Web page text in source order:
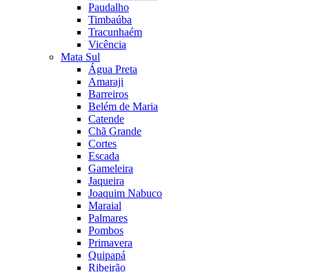
Paudalho
Timbaúba
Tracunhaém
Vicência
Mata Sul
Água Preta
Amaraji
Barreiros
Belém de Maria
Catende
Chã Grande
Cortes
Escada
Gameleira
Jaqueira
Joaquim Nabuco
Maraial
Palmares
Pombos
Primavera
Quipapá
Ribeirão